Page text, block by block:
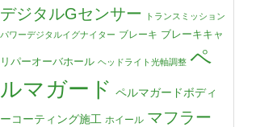
デジタルGセンサー
トランスミッション
パワーデジタルイグナイター ブレーキ ブレーキキャ
リパーオーバホール ヘッドライト光軸調整 ペ
ルマガード ペルマガードボディ
ーコーティング施工 ホイール マフラー